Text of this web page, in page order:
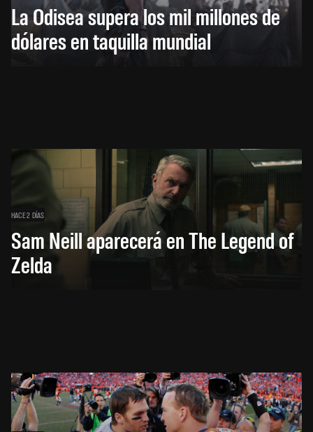
La Odisea supera los mil millones de
dólares en taquilla mundial
HACE 2 DÍAS
Sam Neill aparecerá en The Legend of
Zelda